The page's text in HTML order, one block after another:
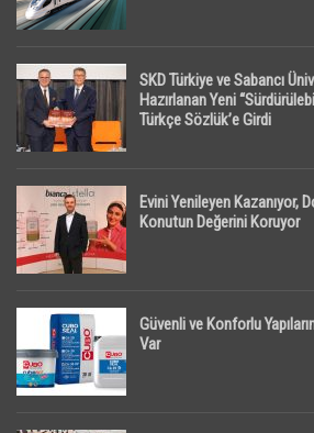
SKD Türkiye ve Sabancı
Hazırlanan Yeni
Türkçe Sözlük’e Girdi
Evini Yenileyen Kazanıyor,
Konutun Değerini Koruyor
Güvenli ve Konforlu
Var